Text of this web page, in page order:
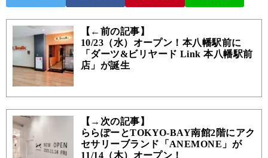
【←前の記事】
10/23（水）オープン！本八幡駅前に
「ダーツ&ビリヤード Link 本八幡駅前
店」が誕生
【→次の記事】
ららぽーとTOKYO-BAY南館2階にアク
セサリーブランド「ANEMONE」が
11/14（木）オープン！